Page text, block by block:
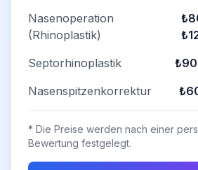
Nasenoperation
(Rhinoplastik)
Septorhinoplastik
Nasenspitzenkorrektur
* Die Preise werden nach einer
Bewertung festgelegt.